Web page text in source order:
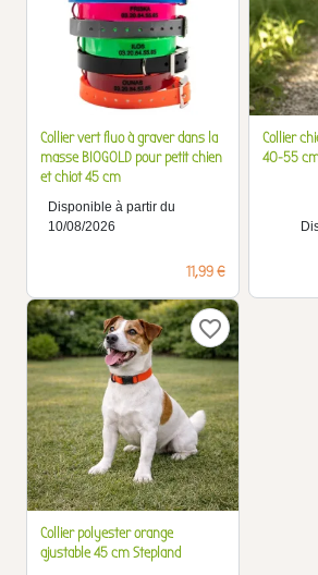
Collier vert fluo à graver dans la
masse BIOGOLD pour petit chien
et chiot 45 cm
Disponible à partir du
10/08/2026
Prix
11,99 €
Collier
40-55
favorite_border
Collier polyester orange
ajustable 45 cm Stepland